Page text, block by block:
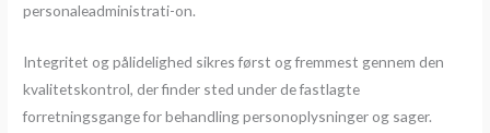
personaleadministrati-on.
Integritet og pålidelighed sikres først og fremmest gennem den
kvalitetskontrol, der finder sted under de fastlagte
forretningsgange for behandling personoplysninger og sager.